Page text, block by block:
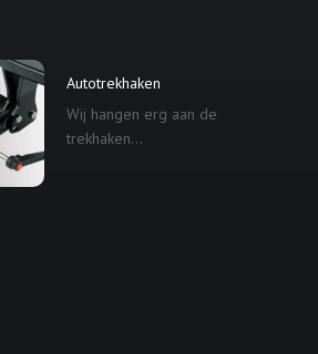
Autotrekhaken
Wij hangen erg aan de
trekhaken...